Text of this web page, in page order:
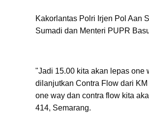
Kakorlantas Polri Irjen Pol Aan
Sumadi dan Menteri PUPR
"Jadi 15.00 kita akan lepas one
dilanjutkan Contra Flow dari
one way dan contra flow kita
414, Semarang.